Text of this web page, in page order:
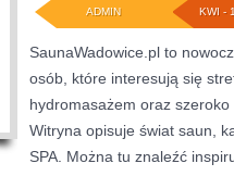
KWI -
ADMIN
SaunaWadowice.pl to
osób, które interesują się
hydromasażem oraz
Witryna opisuje świat saun,
SPA. Można tu znaleźć